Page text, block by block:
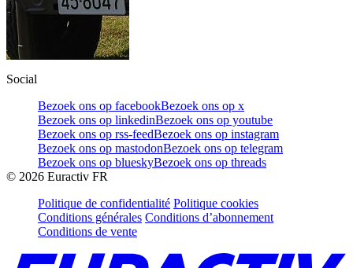
Social
Bezoek ons op facebookBezoek ons op x
Bezoek ons op linkedinBezoek ons op youtube
Bezoek ons op rss-feedBezoek ons op instagram
Bezoek ons op mastodonBezoek ons op telegram
Bezoek ons op blueskyBezoek ons op threads
© 2026 Euractiv FR
Politique de confidentialité Politique cookies
Conditions générales Conditions d’abonnement
Conditions de vente